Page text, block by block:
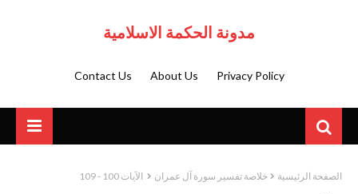
مدونة الحكمة الاسلامية
Privacy Policy
About Us
Contact Us
الصفحة الرئيسية خلاصة تفسير سورة آل عمران الآيات 100 - 109